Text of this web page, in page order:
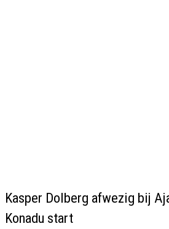
Kasper Dolberg afwezig bij
Konadu start